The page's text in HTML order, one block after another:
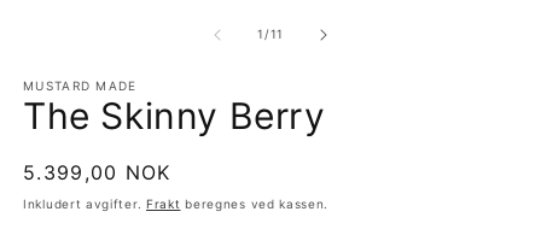
1 /av
11
MUSTARD MADE
The Skinny Berry
Vanlig
pris
5.399,00 NOK
Inkludert avgifter. Frakt beregnes ved kassen.